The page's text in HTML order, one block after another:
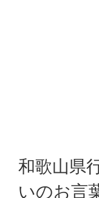
和歌山県
いのお言